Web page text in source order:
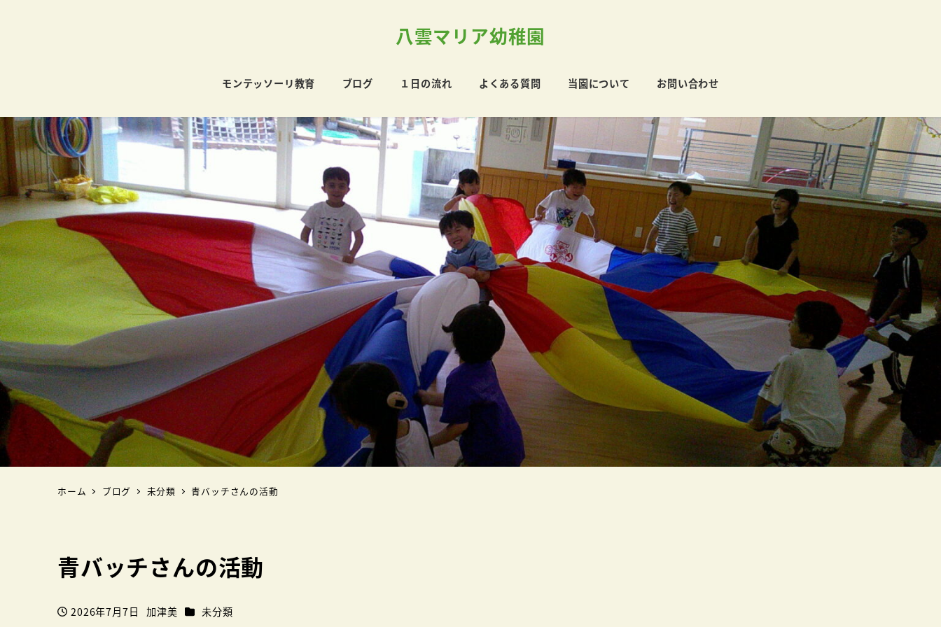
八雲マリア幼稚園
モンテッソーリ教育 ブログ １日の流れ よくある質問 当園について お問い合わせ
ホーム ブログ 未分類 青バッチさんの活動
青バッチさんの活動
投稿日
2026年7月7日
著
加津美 カテゴリー
未分類